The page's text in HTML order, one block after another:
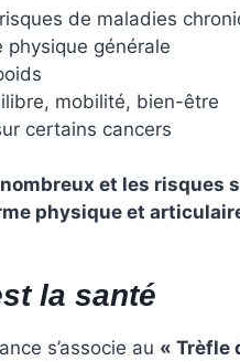
de maladies
physique générale
mobilité, bien-être
certains cancers
et les risques
physique et
la santé
s’associe au « Trèfle